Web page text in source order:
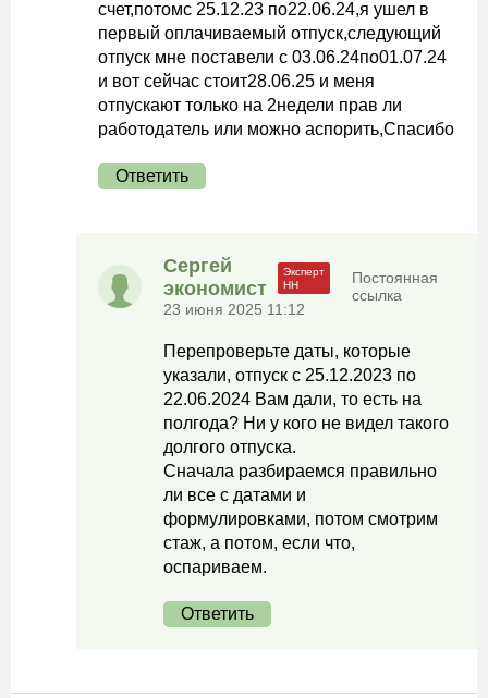
счет,потомс 25.12.23 по22.06.24,я ушел в
первый оплачиваемый отпуск,следующий
отпуск мне поставели с 03.06.24по01.07.24
и вот сейчас стоит28.06.25 и меня
отпускают только на 2недели прав ли
работодатель или можно аспорить,Спасибо
Ответить
Сергей
экономист
23 июня 2025 11:12
Постоянная
ссылка
Перепроверьте даты, которые
указали, отпуск с 25.12.2023 по
22.06.2024 Вам дали, то есть на
полгода? Ни у кого не видел такого
долгого отпуска.
Сначала разбираемся правильно
ли все с датами и
формулировками, потом смотрим
стаж, а потом, если что,
оспариваем.
Ответить